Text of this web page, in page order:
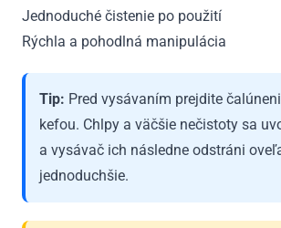
Jednoduché čistenie po použití
Rýchla a pohodlná manipulácia
Tip: Pred vysávaním prejdite
kefou. Chlpy a väčšie nečistoty sa
a vysávač ich následne odstráni
jednoduchšie.